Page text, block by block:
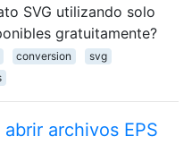
SVG utilizando solo
gratuitamente?
conversion
svg
archivos EPS